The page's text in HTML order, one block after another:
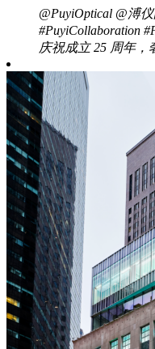
@PuyiOptical @溥
#PuyiCollaboration
庆祝成立 25 周年，